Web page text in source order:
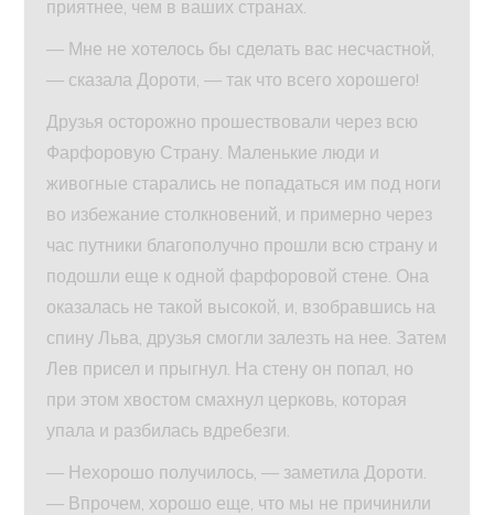
приятнее, чем в ваших странах.
— Мне не хотелось бы сделать вас несчастной,
— сказала Дороти, — так что всего хорошего!
Друзья осторожно прошествовали через всю
Фарфоровую Страну. Маленькие люди и
живогные старались не попадаться им под ноги
во избежание столкновений, и примерно через
час путники благополучно прошли всю страну и
подошли еще к одной фарфоровой стене. Она
оказалась не такой высокой, и, взобравшись на
спину Льва, друзья смогли залезть на нее. Затем
Лев присел и прыгнул. На стену он попал, но
при этом хвостом смахнул церковь, которая
упала и разбилась вдребезги.
— Нехорошо получилось, — заметила Дороти.
— Впрочем, хорошо еще, что мы не причинили